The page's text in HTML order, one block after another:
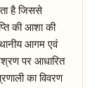
है जिससे
की आशा की
आगम एवं
पर आधारित
का विवरण